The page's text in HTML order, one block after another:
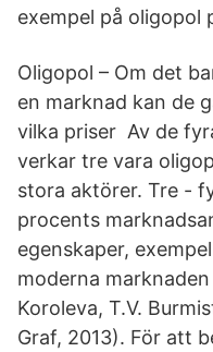
exempel på oligopol
Oligopol – Om det
en marknad kan de
vilka priser Av de
verkar tre vara
stora aktörer. Tre -
procents
egenskaper,
moderna
Koroleva, T.V.
Graf, 2013). För att